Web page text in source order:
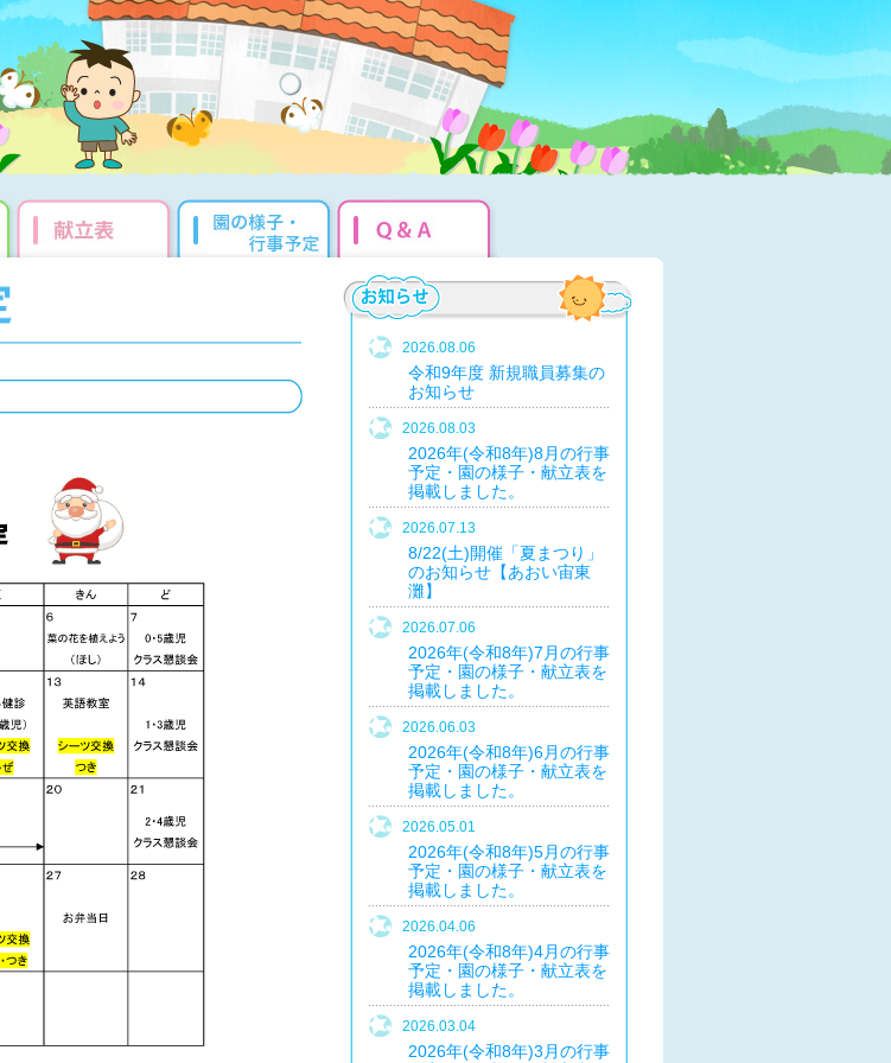
2026.08.06
令和9年度 新規職員募集の
お知らせ
2026.08.03
2026年(令和8年)8月の行事
予定・園の様子・献立表を
掲載しました。
2026.07.13
8/22(土)開催「夏まつり」
のお知らせ【あおい宙東
灘】
2026.07.06
2026年(令和8年)7月の行事
予定・園の様子・献立表を
掲載しました。
2026.06.03
2026年(令和8年)6月の行事
予定・園の様子・献立表を
掲載しました。
2026.05.01
2026年(令和8年)5月の行事
予定・園の様子・献立表を
掲載しました。
2026.04.06
2026年(令和8年)4月の行事
予定・園の様子・献立表を
掲載しました。
2026.03.04
2026年(令和8年)3月の行事